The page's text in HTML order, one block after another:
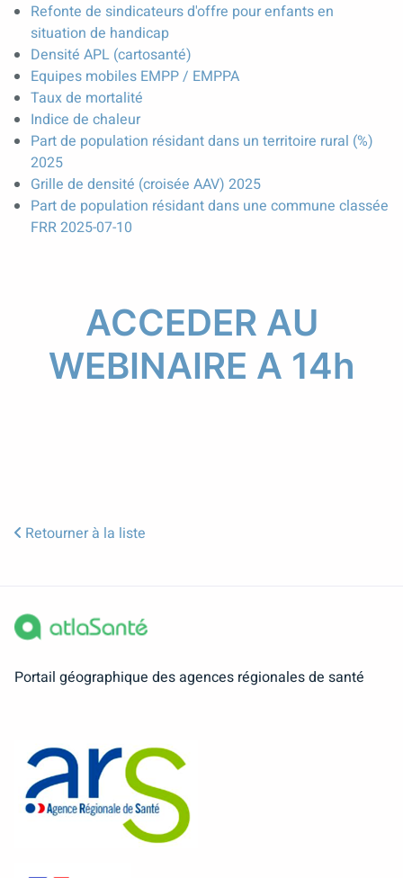
Refonte de sindicateurs d'offre pour enfants en
situation de handicap
Densité APL (cartosanté)
Equipes mobiles EMPP / EMPPA
Taux de mortalité
Indice de chaleur
Part de population résidant dans un territoire rural (%)
2025
Grille de densité (croisée AAV) 2025
Part de population résidant dans une commune classée
FRR 2025-07-10
ACCEDER AU
WEBINAIRE A 14h
Retourner à la liste
Portail géographique des agences régionales de santé